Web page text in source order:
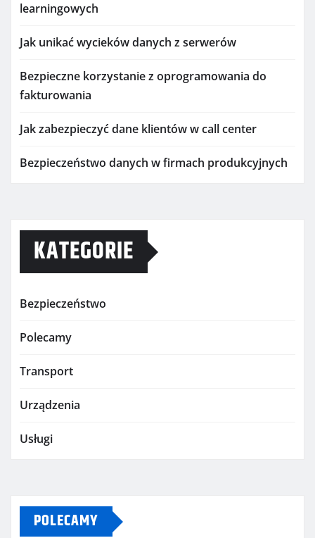
learningowych
Jak unikać wycieków danych z serwerów
Bezpieczne korzystanie z oprogramowania do
fakturowania
Jak zabezpieczyć dane klientów w call center
Bezpieczeństwo danych w firmach produkcyjnych
KATEGORIE
Bezpieczeństwo
Polecamy
Transport
Urządzenia
Usługi
POLECAMY